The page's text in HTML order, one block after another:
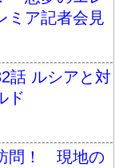
ミア記者会見
話 ルシアと対
ド
問！ 現地の